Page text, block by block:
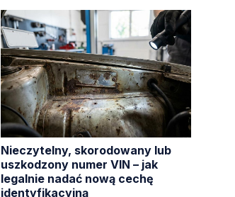
Nieczytelny, skorodowany lub
uszkodzony numer VIN – jak
legalnie nadać nową cechę
identyfikacyjną